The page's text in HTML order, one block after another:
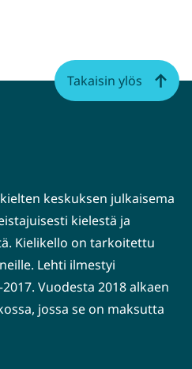
keskuksen julkaisema
kielestä ja
Kielikello on tarkoitettu
Lehti ilmestyi
Vuodesta 2018 alkaen
jossa se on maksutta
Takaisin ylös